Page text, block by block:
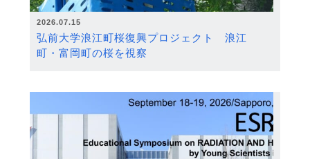
2026.07.15
弘前大学浪江町桜復興プロジェクト 浪江
町・富岡町の桜を視察